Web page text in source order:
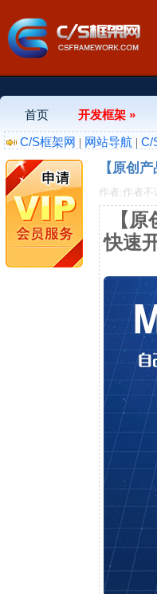
首页 开发框架 »
C/S框架网 | 网站导航 | C/
【原创
作者:作者不
【
快速